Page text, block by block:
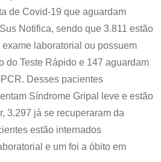
de Covid-19 que aguardam
Notifica, sendo que 3.811 estão
laboratorial ou possuem
do Teste Rápido e 147 aguardam
Desses pacientes
Síndrome Gripal leve e estão
3.297 já se recuperaram da
estão internados
e um foi a óbito em